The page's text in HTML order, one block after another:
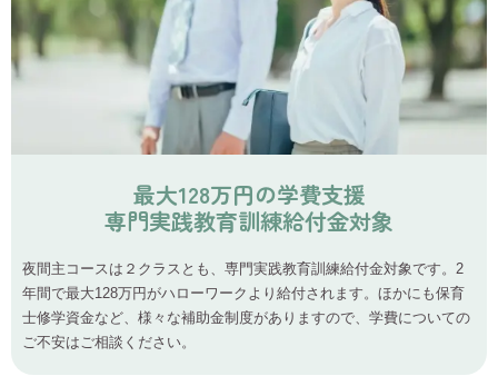
最大128万円の学費支援
専門実践教育訓練給付金対象
夜間主コースは２クラスとも、専門実践教育訓練給付金対象です。2
年間で最大128万円がハローワークより給付されます。ほかにも保育
士修学資金など、様々な補助金制度がありますので、学費についての
ご不安はご相談ください。